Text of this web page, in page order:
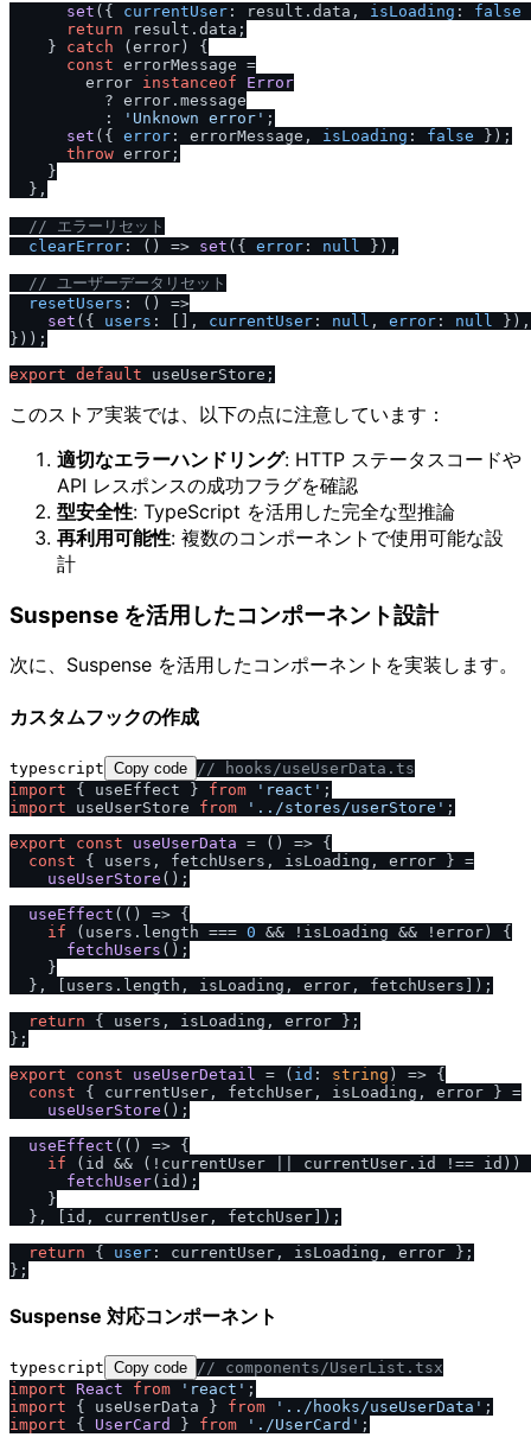
set ({ currentUser : result. data , isLoading : false
return result. data ;
    }
catch (error) {
const errorMessage =
        error
instanceof
Error
          ? error.
message
          :
'Unknown error' ;
set ({ error : errorMessage, isLoading : false });
throw error;
    }
  },
/ / エラーリセット
clearError : () => set ({ error : null }),
/ / ユーザーデータリセット
resetUsers :
() =>
set ({ users : [], currentUser : null , error : null
}),
}));
export default
このストア実装では、以下の点に注意しています：
適切なエラーハンドリング: HTTP ステータスコードや
API レスポンスの成功フラグを確認
型安全性: TypeScript を活用した完全な型推論
再利用可能性: 複数のコンポーネントで使用可能な設
計
Suspense を活用したコンポーネント設計
次に、Suspense を活用したコンポーネントを実装します。
カスタムフックの作成
typescript Copy code / / hooks /useUserData.ts
import { useEffect } from 'react'
import useUserStore from '.. /stores /userStore' ;
export
const useUserData = ( ) => {
const { users, fetchUsers, isLoading, error } =
useUserStore ();
useEffect ( () => {
if (users. length === 0 && !isLoading && !error) {
fetchUsers ();
    }
  }, [users.
length , isLoading, error, fetchUsers]);
return { users, isLoading, error };
};
export
const useUserDetail = ( id : string ) => {
const { currentUser, fetchUser, isLoading, error } =
useUserStore ();
useEffect ( () => {
if (id && (!currentUser || currentUser. id
!== id))
fetchUser(id);
    }
  }, [id, currentUser, fetchUser]);
return { user : currentUser, isLoading, error };
Suspense 対応コンポーネント
typescript Copy code // components/UserList.tsx
import
React from 'react'
import { useUserData } from '.. / hooks/useUserData'
import { UserCard } from '. /UserCard' ;